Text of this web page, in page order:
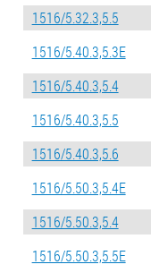
1516/5.32.3,5.5
1516/5.40.3,5.3E
1516/5.40.3,5.4
1516/5.40.3,5.5
1516/5.40.3,5.6
1516/5.50.3,5.4E
1516/5.50.3,5.4
1516/5.50.3,5.5E